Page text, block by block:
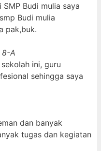
Budi mulia saya
Budi mulia
pak,buk.
8-A
ini, guru
sehingga saya
dan banyak
tugas dan kegiatan